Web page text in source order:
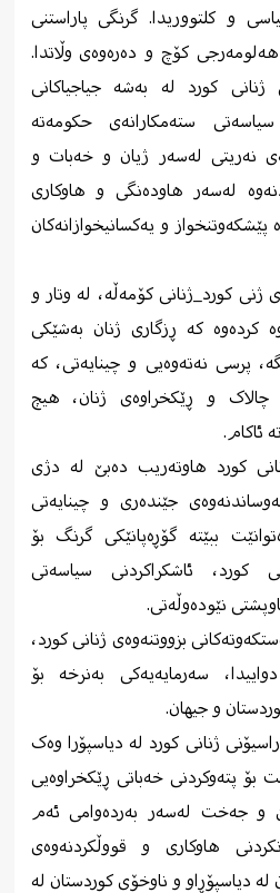
و کلتووریدا. گرنگی پاراستنی
کۆچ و دەرەوەی وڵاتدا.
ژنانی کورد لە بەشە جیاجیاکانی
ستەمکارانەی حکومەتە
نەریتی لەسەر ژیان و خەبات و
لەسەر هاودەنگی و هاوکاری
و یەکسانیخوازانەکان
کورد_ژنانی کۆمەڵە، لە وتار و
کردەوە کە ڕزگاری ژنان بەشێکی
پرسی نەتەوەیی و چینایەتی، کە
چالاک و ڕێکخراوەی ژنان، هیچ
ئاکام.
کورد هاوتەریب دەبێ لە دژی
جێندەری و چینایەتی
ببێتە گۆڕەپانێکی گرنگ بۆ
کورد، ئاشکراکردنی سیاسەتی
نێودەوڵەتی.
بزووتنەوەی ژنانی کورد،
سەرمایەیەکی بەنرخە بۆ
و جیهان.
ژنانی کورد لە دیاسپۆرا وەک
بۆ پتەوکردنی خەباتی ڕێکخراوەیی
و جەخت لەسەر بەردەوامی ئەم
هاوکاری و قووڵکردنەوەی
لە دیاسپۆڕاو و ناوخۆی کوردستان لە